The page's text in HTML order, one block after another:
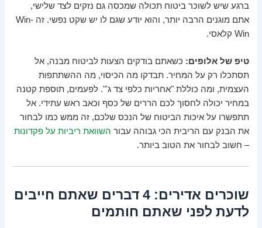
ברגע שיש לשוכר ביטוח תכולה שמכסה גם נזקים לצד שלישי,
אתם מוגנים הרבה יותר, והוא יודע שגם לו יש שקט נפשי. זה Win-
Win קלאסי.
טיפ של אלופים: כשאתם בודקים הצעות לביטוח מבנה, אל
תסתכלו רק על המחיר. תבדקו מה הכיסוי, מה ההשתתפות
העצמית, ומה כוללת "אחריות כלפי צד ג'". לפעמים, תוספת קטנה
במחיר יכולה לחסוך לכם הררים של כסף וכאב ראש עתידי. אל
תתפשרו על איכות הביטוח של הנכס שלכם, זה ממש כמו לבחור
את הבנק עם הריבית הכי גבוהה עבור השוואת ריביות על פקדונות
– חשוב לבחור את הטוב ביותר.
שוכרים אדירים: 4 דברים שאתם חייבים
לדעת לפני שאתם חותמים